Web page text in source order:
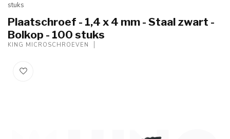
stuks
Plaatschroef - 1,4 x 4 mm - Staal zwart -
Bolkop - 100 stuks
KING MICROSCHROEVEN